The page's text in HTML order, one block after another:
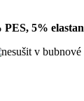
5% elastan